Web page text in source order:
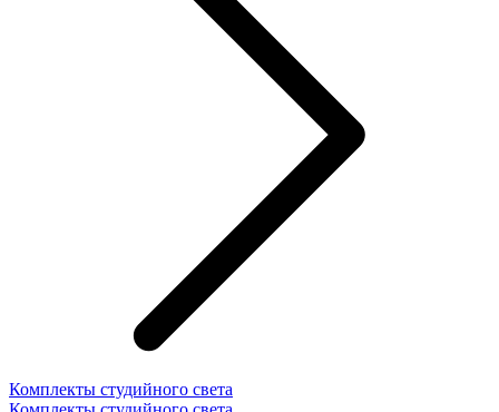
Комплекты студийного света